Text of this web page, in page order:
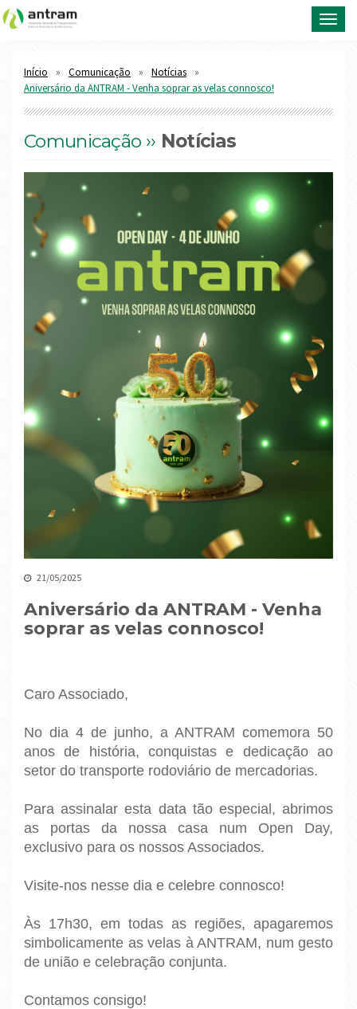
Início Comunicação
Notícias
Aniversário da ANTRAM - Venha soprar as velas connosco!
Comunicação ›› Notícias
21/05/2025
Aniversário da ANTRAM - Venha
soprar as velas connosco!
Caro Associado,
No dia 4 de junho, a ANTRAM comemora 50
anos de história, conquistas e dedicação ao
setor do transporte rodoviário de mercadorias.
Para assinalar esta data tão especial, abrimos
as portas da nossa casa num Open Day,
exclusivo para os nossos Associados.
Visite-nos nesse dia e celebre connosco!
Às 17h30, em todas as regiões, apagaremos
simbolicamente as velas à ANTRAM, num gesto
de união e celebração conjunta.
Contamos consigo!